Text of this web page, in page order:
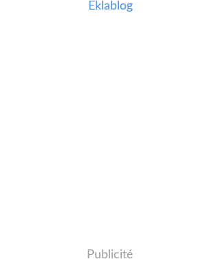
Eklablog
Publicité